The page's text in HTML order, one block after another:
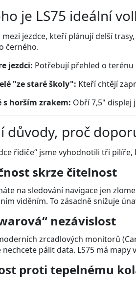
je LS75 ideální
jezdce, kteří plánují delší
černého.
jezdci: Potřebují přehled o
"ze staré školy": Kteří chtějí
s horším zrakem: Obří 7,5" displej
důvody, proč
řidiče“ jsme vyhodnotili tři pilíře,
skrze čitelnost
na sledování navigace jen
viděním. To zásadně snižuje
nezávislost
zrcadlových monitorů
pálit data. LS75 má
proti tepelnému